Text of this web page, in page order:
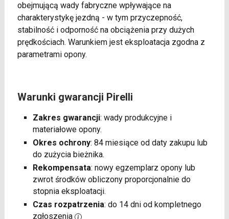
obejmującą wady fabryczne wpływające na
charakterystykę jezdną - w tym przyczepność,
stabilność i odporność na obciążenia przy dużych
prędkościach. Warunkiem jest eksploatacja zgodna z
parametrami opony.
Warunki gwarancji Pirelli
Zakres gwarancji: wady produkcyjne i
materiałowe opony.
Okres ochrony: 84 miesiące od daty zakupu lub
do zużycia bieżnika.
Rekompensata: nowy egzemplarz opony lub
zwrot środków obliczony proporcjonalnie do
stopnia eksploatacji.
Czas rozpatrzenia: do 14 dni od kompletnego
zgłoszenia